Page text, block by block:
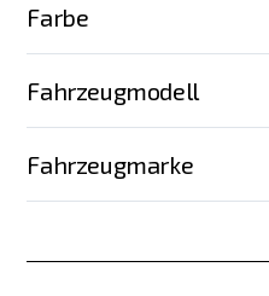
Farbe
Fahrzeugmodell
Fahrzeugmarke